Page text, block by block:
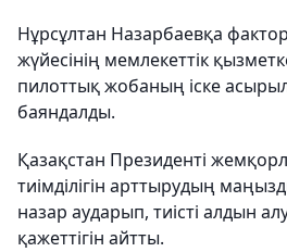
Нұрсұлтан Назарбаевқа
жүйесінің мемлекеттік
пилоттық жобаның іске
баяндалды.
Қазақстан Президенті
тиімділігін арттырудың
назар аударып, тиісті алдын
қажеттігін айтты.